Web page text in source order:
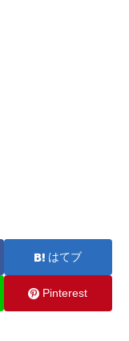
はてブ
Pinterest